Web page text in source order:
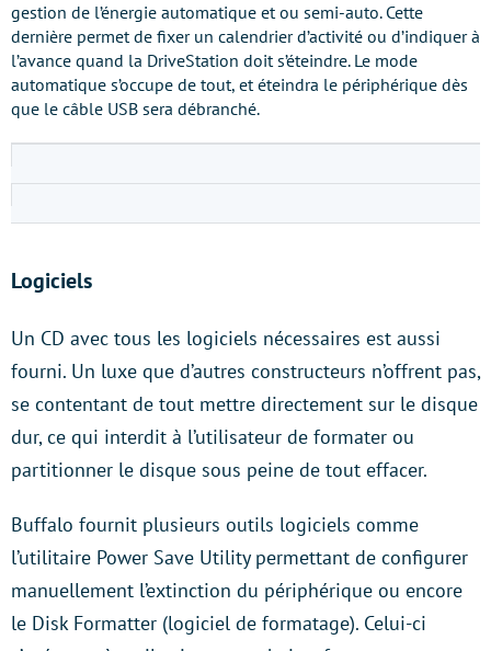
gestion de l’énergie automatique et ou semi-auto. Cette
dernière permet de fixer un calendrier d’activité ou d’indiquer à
l’avance quand la DriveStation doit s’éteindre. Le mode
automatique s’occupe de tout, et éteindra le périphérique dès
que le câble USB sera débranché.
Logiciels
Un CD avec tous les logiciels nécessaires est aussi
fourni. Un luxe que d’autres constructeurs n’offrent pas,
se contentant de tout mettre directement sur le disque
dur, ce qui interdit à l’utilisateur de formater ou
partitionner le disque sous peine de tout effacer.
Buffalo fournit plusieurs outils logiciels comme
l’utilitaire Power Save Utility permettant de configurer
manuellement l’extinction du périphérique ou encore
le Disk Formatter (logiciel de formatage). Celui-ci